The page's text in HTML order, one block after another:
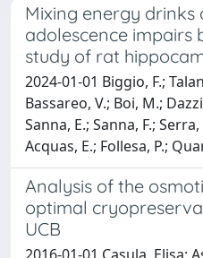
Mixing energy
adolescence impairs
study of rat
2024-01-01 Biggio, F.;
Bassareo, V.; Boi, M.;
Sanna, E.; Sanna, F.;
Acquas, E.; Follesa, P.;
Analysis of the
optimal
UCB